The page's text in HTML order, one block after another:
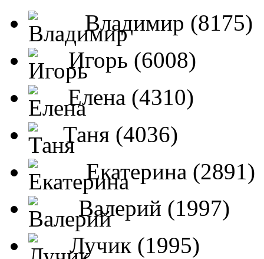
Владимир (8175)
Игорь (6008)
Елена (4310)
Таня (4036)
Екатерина (2891)
Валерий (1997)
Лучик (1995)